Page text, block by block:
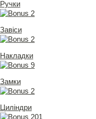
Ручки
Завіси
Накладки
Замки
Циліндри